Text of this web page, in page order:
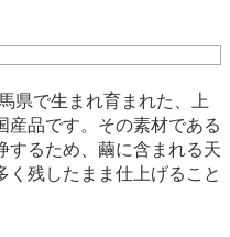
県で生まれ育まれた、上
産品です。その素材である
するため、繭に含まれる天
く残したまま仕上げること